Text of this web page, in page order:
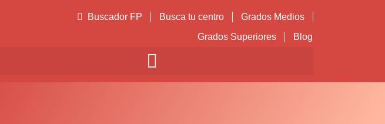
Buscador FP Busca tu centro
Grados Medios
Grados Superiores
Blog